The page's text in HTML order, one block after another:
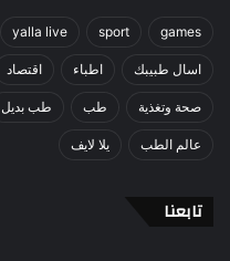
games
sport
yalla live
اسال طبيبك اطباء اقتصاد
صحة وتغذية طب طب بديل
عالم الطب يلا لايف
تابعنا